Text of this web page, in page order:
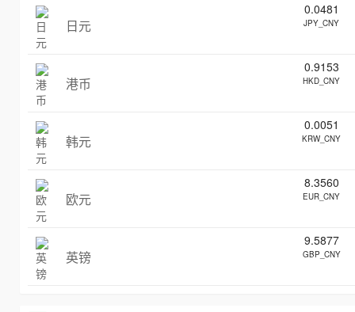
日元
0.0481
JPY_CNY
港币
0.9153
HKD_CNY
韩元
0.0051
KRW_CNY
欧元
8.3560
EUR_CNY
英镑
9.5877
GBP_CNY